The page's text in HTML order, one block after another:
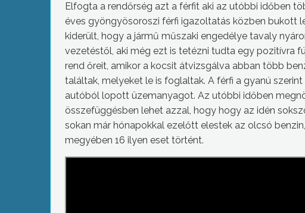
Elfogta a rendőrség azt a férfit aki az utóbbi időben
éves gyöngyösoroszi férfi igazoltatás közben bukott
kiderült, hogy a jármű műszaki engedélye tavaly
vezetéstől, aki még ezt is tetézni tudta egy pozitívra
rend őreit, amikor a kocsit átvizsgálva abban több
találtak, melyeket le is foglaltak. A férfi a gyanú
autóból lopott üzemanyagot. Az utóbbi időben
összefüggésben lehet azzal, hogy hogy az idén
sokan már hónapokkal ezelőtt elestek az olcsó
megyében 16 ilyen eset történt.